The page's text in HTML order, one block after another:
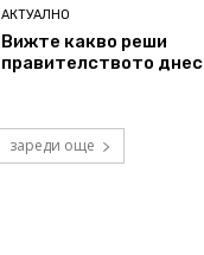
АКТУАЛНО
Вижте какво реши
правителството днес
зареди още